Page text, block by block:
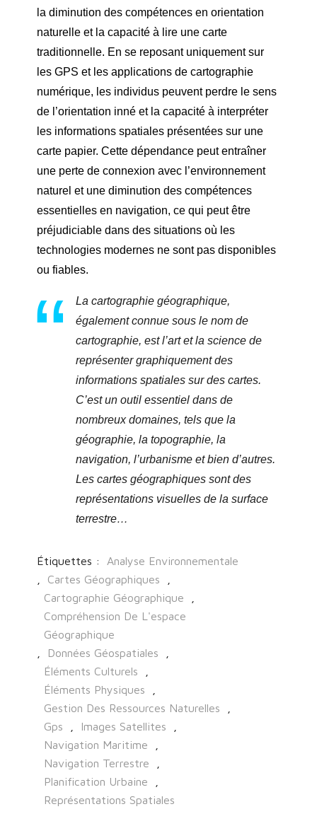
la diminution des compétences en orientation
naturelle et la capacité à lire une carte
traditionnelle. En se reposant uniquement sur
les GPS et les applications de cartographie
numérique, les individus peuvent perdre le sens
de l’orientation inné et la capacité à interpréter
les informations spatiales présentées sur une
carte papier. Cette dépendance peut entraîner
une perte de connexion avec l’environnement
naturel et une diminution des compétences
essentielles en navigation, ce qui peut être
préjudiciable dans des situations où les
technologies modernes ne sont pas disponibles
ou fiables.
La cartographie géographique,
également connue sous le nom de
cartographie, est l’art et la science de
représenter graphiquement des
informations spatiales sur des cartes.
C’est un outil essentiel dans de
nombreux domaines, tels que la
géographie, la topographie, la
navigation, l’urbanisme et bien d’autres.
Les cartes géographiques sont des
représentations visuelles de la surface
terrestre…
Étiquettes :
Analyse Environnementale
Cartes Géographiques
Cartographie Géographique
Compréhension De L'espace
Géographique
Données Géospatiales
Éléments Culturels
Éléments Physiques
Gestion Des Ressources Naturelles
Gps
Images Satellites
Navigation Maritime
Navigation Terrestre
Planification Urbaine
Représentations Spatiales